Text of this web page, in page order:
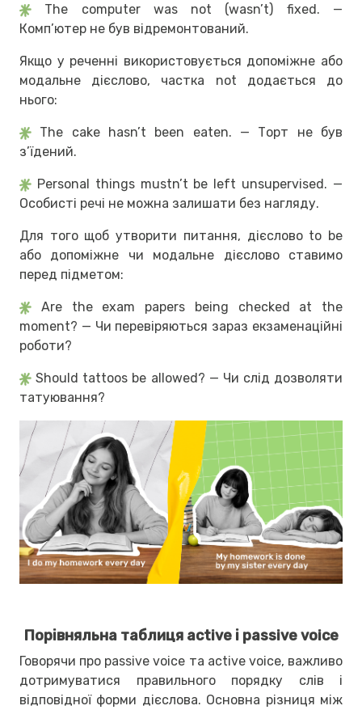
The computer was not (wasn’t) fixed. —
Комп’ютер не був відремонтований.
Якщо у реченні використовується допоміжне або
модальне дієслово, частка not додається до
нього:
The cake hasn’t been eaten. — Торт не був
з’їдений.
Personal things mustn’t be left unsupervised. —
Особисті речі не можна залишати без нагляду.
Для того щоб утворити питання, дієслово to be
або допоміжне чи модальне дієслово ставимо
перед підметом:
Are the exam papers being checked at the
moment? — Чи перевіряються зараз екзаменаційні
роботи?
Should tattoos be allowed? — Чи слід дозволяти
татуювання?
Порівняльна таблиця active і passive voice
Говорячи про passive voice та active voice, важливо
дотримуватися правильного порядку слів і
відповідної форми дієслова. Основна різниця між